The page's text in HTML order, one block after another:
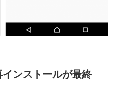
ンストールが最終